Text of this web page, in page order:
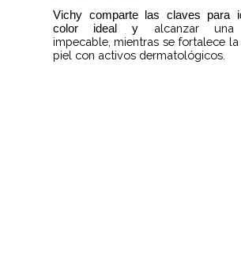
Vichy comparte las claves para
color ideal y
alcanzar una
impecable, mientras se fortalece
piel con activos dermatológicos.